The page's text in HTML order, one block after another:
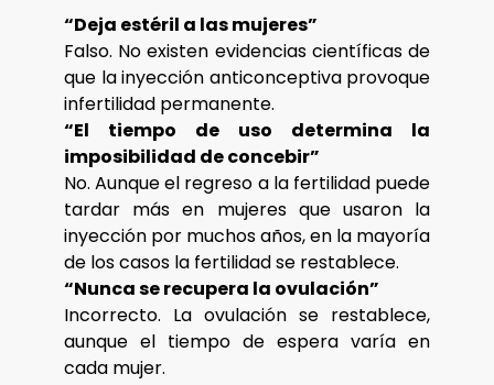
“Deja estéril a las mujeres”
Falso. No existen evidencias científicas de
que la inyección anticonceptiva provoque
infertilidad permanente.
“El tiempo de uso determina la
imposibilidad de concebir”
No. Aunque el regreso a la fertilidad puede
tardar más en mujeres que usaron la
inyección por muchos años, en la mayoría
de los casos la fertilidad se restablece.
“Nunca se recupera la ovulación”
Incorrecto. La ovulación se restablece,
aunque el tiempo de espera varía en
cada mujer.